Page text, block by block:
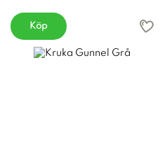
Köp